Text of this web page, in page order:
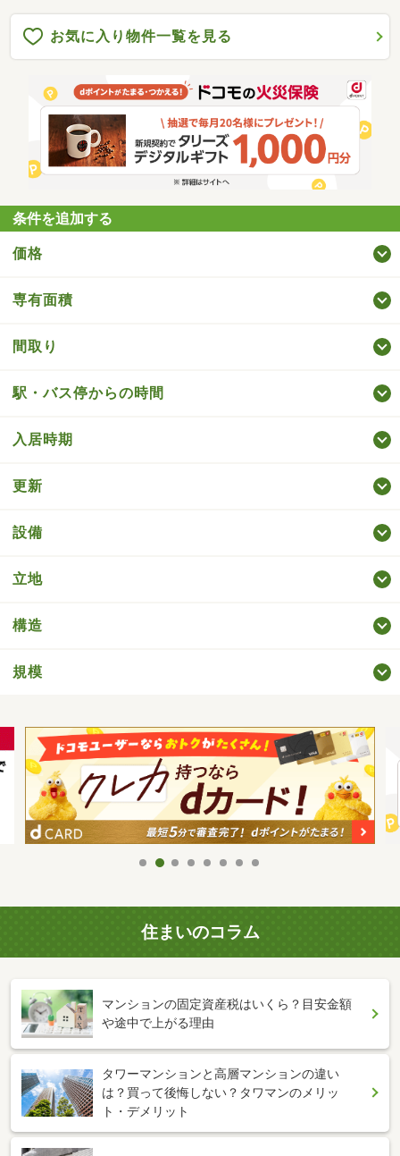
お気に入り物件一覧を見る
条件を追加する
価格
専有面積
間取り
駅・バス停からの時間
入居時期
更新
設備
立地
構造
規模
住まいのコラム
マンションの固定資産税はいくら？目安金額
や途中で上がる理由
タワーマンションと高層マンションの違い
は？買って後悔しない？タワマンのメリッ
ト・デメリット